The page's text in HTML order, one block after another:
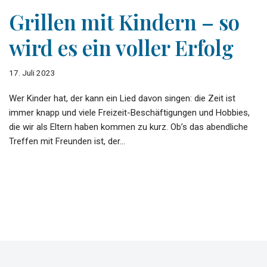
Grillen mit Kindern – so
wird es ein voller Erfolg
17. Juli 2023
Wer Kinder hat, der kann ein Lied davon singen: die Zeit ist
immer knapp und viele Freizeit-Beschäftigungen und Hobbies,
die wir als Eltern haben kommen zu kurz. Ob’s das abendliche
Treffen mit Freunden ist, der…